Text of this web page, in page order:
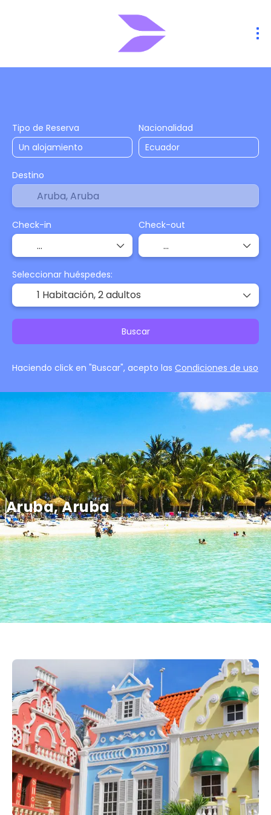
Aruba, Aruba
Tipo de Reserva Nacionalidad
Destino
Check-in Check-out
Seleccionar huéspedes:
1 Habitación,2 adultos
Buscar
Haciendo click en "Buscar", acepto las Condiciones de uso